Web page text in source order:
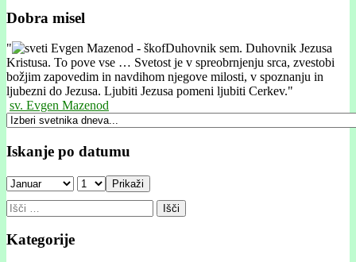
Dobra misel
"
Duhovnik sem. Duhovnik Jezusa
Kristusa. To pove vse … Svetost je v spreobrnjenju srca, zvestobi
božjim zapovedim in navdihom njegove milosti, v spoznanju in
ljubezni do Jezusa. Ljubiti Jezusa pomeni ljubiti Cerkev."
sv. Evgen Mazenod
Iskanje po datumu
Prikaži
Išči:
Kategorije